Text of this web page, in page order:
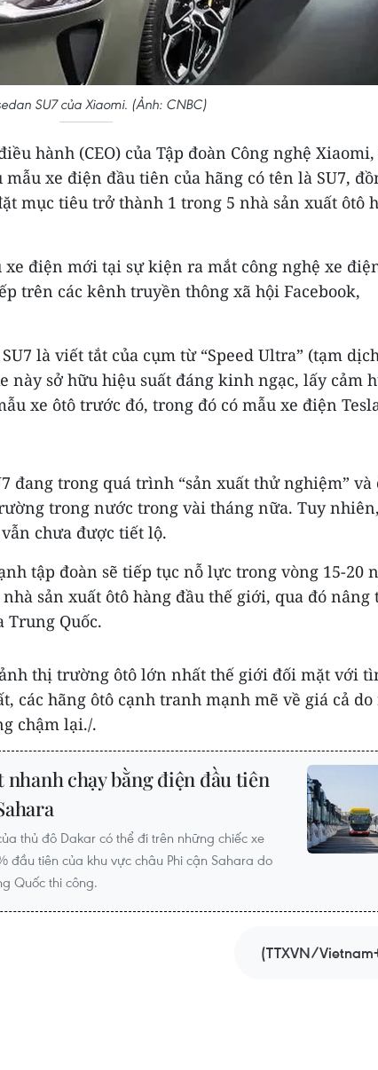
SU7 của Xiaomi. (Ảnh: CNBC)
hành (CEO) của Tập đoàn Công nghệ
xe điện đầu tiên của hãng có tên là SU7,
mục tiêu trở thành 1 trong 5 nhà sản xuất ôtô
điện mới tại sự kiện ra mắt công nghệ xe
trên các kênh truyền thông xã hội Facebook,
là viết tắt của cụm từ “Speed Ultra” (tạm
này sở hữu hiệu suất đáng kinh ngạc, lấy cảm
xe ôtô trước đó, trong đó có mẫu xe điện
đang trong quá trình “sản xuất thử nghiệm” và
trong nước trong vài tháng nữa. Tuy
chưa được tiết lộ.
tập đoàn sẽ tiếp tục nỗ lực trong vòng 15-20
sản xuất ôtô hàng đầu thế giới, qua đó nâng
Trung Quốc.
thị trường ôtô lớn nhất thế giới đối mặt với
các hãng ôtô cạnh tranh mạnh mẽ về giá cả
chậm lại./.
nhanh chạy bằng điện đầu tiên
thủ đô Dakar có thể đi trên những chiếc xe
đầu tiên của khu vực châu Phi cận Sahara do
Quốc thi công.
(TTXVN/